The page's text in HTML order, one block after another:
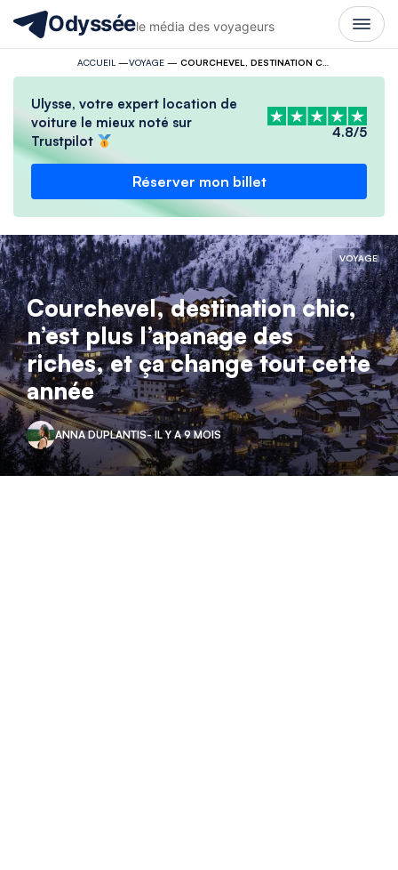
Odysséele média des voyageurs
ACCUEIL —VOYAGE— COURCHEVEL, DESTINATION CHIC, N’EST PLUS L’APANAGE DES RICHES, ET ÇA CHANGE TOUT CETTE ANNÉE
Ulysse, votre expert location de
voiture le mieux noté sur
Trustpilot
4.8/5
Réserver mon billet
VOYAGE
Courchevel, destination chic,
n’est plus l’apanage des
riches, et ça change tout cette
année
ANNA DUPLANTIS- IL Y A 9 MOIS